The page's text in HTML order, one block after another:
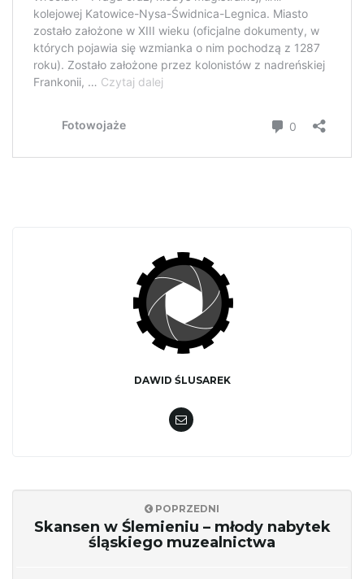
DAWID ŚLUSAREK
POPRZEDNI
Skansen w Ślemieniu – młody nabytek
śląskiego muzealnictwa